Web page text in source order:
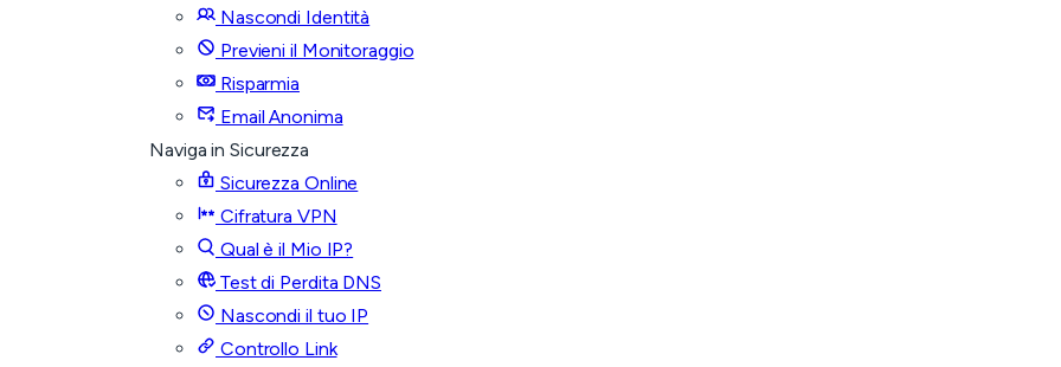
Nascondi Identità
Previeni il Monitoraggio
Risparmia
Email Anonima
Naviga in Sicurezza
Sicurezza Online
Cifratura VPN
Qual è il Mio IP?
Test di Perdita DNS
Nascondi il tuo IP
Controllo Link